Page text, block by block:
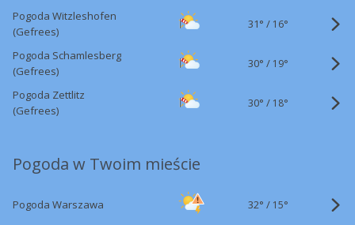
Pogoda Witzleshofen
(Gefrees)
31° / 16°
Pogoda Schamlesberg
(Gefrees)
30° / 19°
Pogoda Zettlitz
(Gefrees)
30° / 18°
Pogoda w Twoim mieście
Pogoda Warszawa 32° / 15°